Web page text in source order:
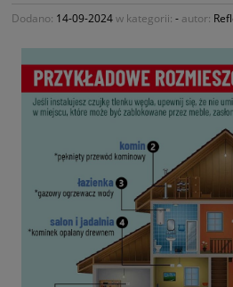
Dodano: 14-09-2024w kategorii: - autor: